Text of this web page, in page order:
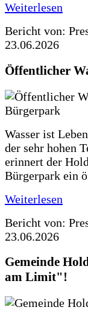
Weiterlesen
Bericht von:
23.06.2026
Öffentlicher
Wasser ist
der sehr hohen
erinnert der
Bürgerpark ein
Weiterlesen
Bericht von:
23.06.2026
Gemeinde
am Limit"!